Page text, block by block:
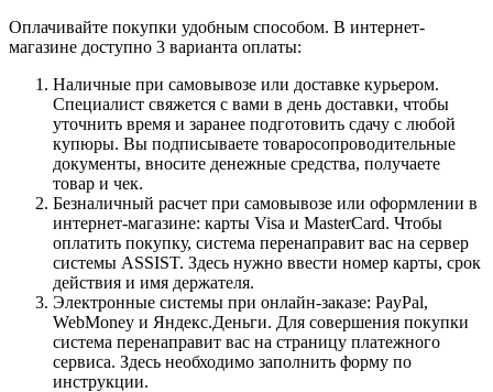
Оплачивайте покупки удобным способом. В интернет-
магазине доступно 3 варианта оплаты:
Наличные при самовывозе или доставке курьером.
Специалист свяжется с вами в день доставки, чтобы
уточнить время и заранее подготовить сдачу с любой
купюры. Вы подписываете товаросопроводительные
документы, вносите денежные средства, получаете
товар и чек.
Безналичный расчет при самовывозе или оформлении в
интернет-магазине: карты Visa и MasterCard. Чтобы
оплатить покупку, система перенаправит вас на сервер
системы ASSIST. Здесь нужно ввести номер карты, срок
действия и имя держателя.
Электронные системы при онлайн-заказе: PayPal,
WebMoney и Яндекс.Деньги. Для совершения покупки
система перенаправит вас на страницу платежного
сервиса. Здесь необходимо заполнить форму по
инструкции.